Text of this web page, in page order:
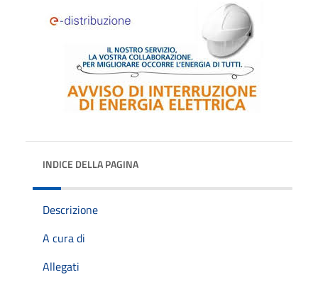
INDICE DELLA PAGINA
Descrizione
A cura di
Allegati